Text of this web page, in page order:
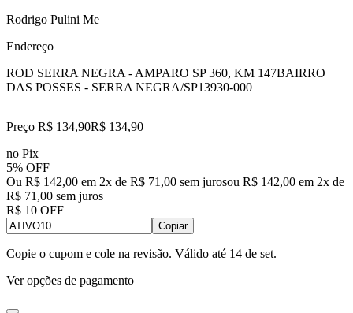
Rodrigo Pulini Me
Endereço
ROD SERRA NEGRA - AMPARO SP 360, KM 147BAIRRO
DAS POSSES - SERRA NEGRA/SP13930-000
Preço R$ 134,90R$ 134,90
no Pix
5% OFF
Ou R$ 142,00 em 2x de R$ 71,00 sem jurosou R$ 142,00 em 2x de
R$ 71,00 sem juros
R$ 10 OFF
Copiar
Copie o cupom e cole na revisão. Válido até 14 de set.
Ver opções de pagamento